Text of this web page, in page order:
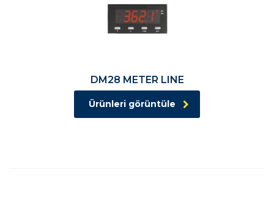
DM28 METER LINE
Ürünleri görüntüle